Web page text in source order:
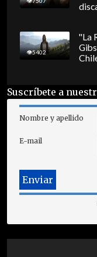
5402
"La
Suscríbete a
Nombre y apellido
E-mail